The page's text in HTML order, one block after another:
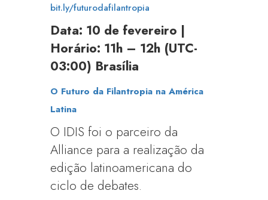
bit.ly/futurodafilantropia
Data: 10 de fevereiro |
Horário: 11h – 12h (UTC-
03:00) Brasília
O Futuro da Filantropia na América
Latina
O IDIS foi o parceiro da
Alliance para a realização da
edição latinoamericana do
ciclo de debates.